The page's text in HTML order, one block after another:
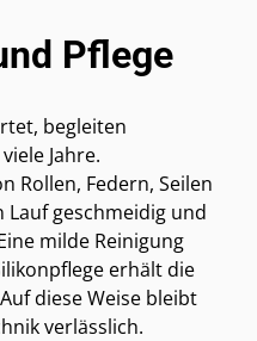
Pflege
begleiten
Jahre.
Rollen, Federn, Seilen
geschmeidig und
milde Reinigung
erhält die
diese Weise bleibt
verlässlich.